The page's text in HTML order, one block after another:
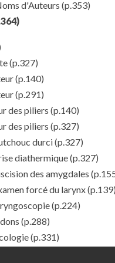
d'Auteurs (p.353)
(p.327)
(p.140)
(p.291)
des piliers (p.140)
des piliers (p.327)
durci(p.327)
diathermique(p.327)
des amygdales
forcé du larynx
(p.224)
(p.288)
(p.331)